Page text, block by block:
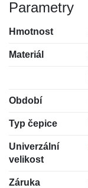
Parametry
Hmotnost
Materiál
Období
Typ čepice
Univerzální
velikost
Záruka